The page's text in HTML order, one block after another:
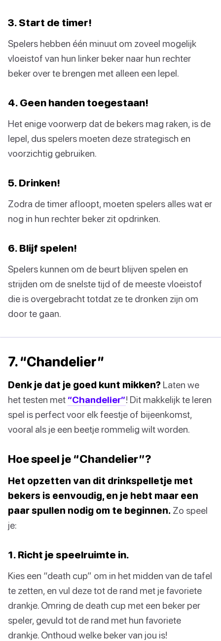
3. Start de timer!
Spelers hebben één minuut om zoveel mogelijk
vloeistof van hun linker beker naar hun rechter
beker over te brengen met alleen een lepel.
4. Geen handen toegestaan!
Het enige voorwerp dat de bekers mag raken, is de
lepel, dus spelers moeten deze strategisch en
voorzichtig gebruiken.
5. Drinken!
Zodra de timer afloopt, moeten spelers alles wat er
nog in hun rechter beker zit opdrinken.
6. Blijf spelen!
Spelers kunnen om de beurt blijven spelen en
strijden om de snelste tijd of de meeste vloeistof
die is overgebracht totdat ze te dronken zijn om
door te gaan.
7. “Chandelier”
Denk je dat je goed kunt mikken? Laten we
het testen met “Chandelier”! Dit makkelijk te leren
spel is perfect voor elk feestje of bijeenkomst,
vooral als je een beetje rommelig wilt worden.
Hoe speel je “Chandelier”?
Het opzetten van dit drinkspelletje met
bekers is eenvoudig, en je hebt maar een
paar spullen nodig om te beginnen. Zo speel
je:
1. Richt je speelruimte in.
Kies een “death cup” om in het midden van de tafel
te zetten, en vul deze tot de rand met je favoriete
drankje. Omring de death cup met een beker per
speler, gevuld tot de rand met hun favoriete
drankje. Onthoud welke beker van jou is!